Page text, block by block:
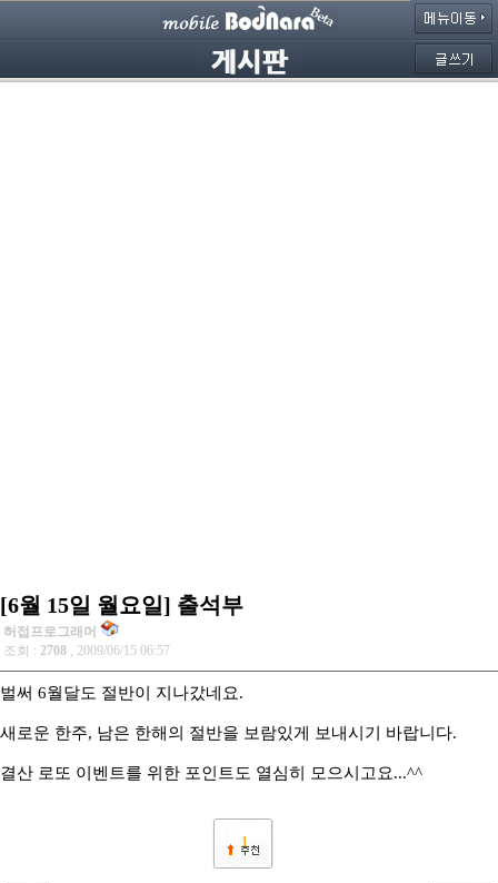
[6월 15일 월요일] 출석부
허접프로그래머
조회 : 2708 , 2009/06/15 06:57
벌써 6월달도 절반이 지나갔네요.
새로운 한주, 남은 한해의 절반을 보람있게 보내시기 바랍니다.
결산 로또 이벤트를 위한 포인트도 열심히 모으시고요...^^
1